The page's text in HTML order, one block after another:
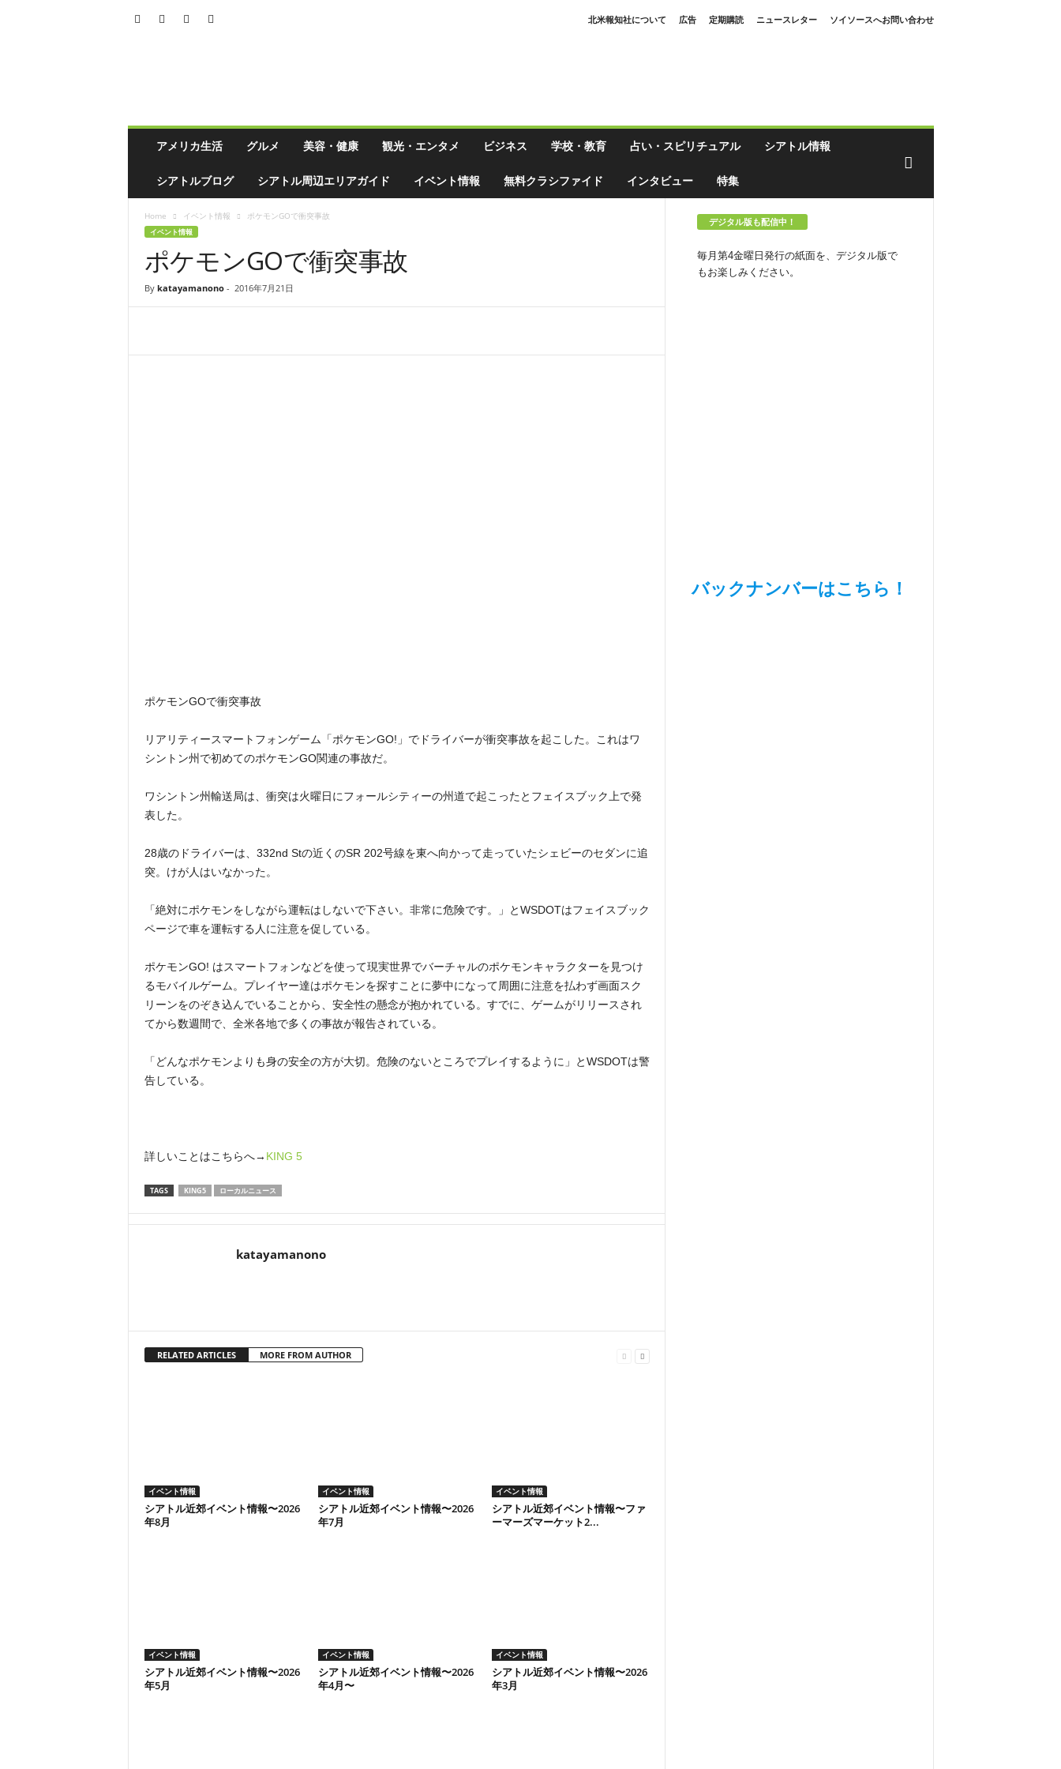
北米報知社について 広告 定期購読 ニュースレター
ソイソースへお問い合わせ
アメリカ生活 グルメ 美容・健康 観光・エンタメ ビジネス 学校・教育 占い・スピリチュアル シアトル情報
シアトルブログ シアトル周辺エリアガイド イベント情報 無料クラシファイド インタビュー 特集
Home イベント情報 ポケモンGOで衝突事故
イベント情報
ポケモンGOで衝突事故
By katayamanono- 2016年7月21日
ポケモンGOで衝突事故
リアリティースマートフォンゲーム「ポケモンGO!」でドライバーが衝突事故を起こした。これはワ
シントン州で初めてのポケモンGO関連の事故だ。
ワシントン州輸送局は、衝突は火曜日にフォールシティーの州道で起こったとフェイスブック上で発
表した。
28歳のドライバーは、332nd Stの近くのSR 202号線を東へ向かって走っていたシェビーのセダンに追
突。けが人はいなかった。
「絶対にポケモンをしながら運転はしないで下さい。非常に危険です。」とWSDOTはフェイスブック
ページで車を運転する人に注意を促している。
ポケモンGO! はスマートフォンなどを使って現実世界でバーチャルのポケモンキャラクターを見つけ
るモバイルゲーム。プレイヤー達はポケモンを探すことに夢中になって周囲に注意を払わず画面スク
リーンをのぞき込んでいることから、安全性の懸念が抱かれている。すでに、ゲームがリリースされ
てから数週間で、全米各地で多くの事故が報告されている。
「どんなポケモンよりも身の安全の方が大切。危険のないところでプレイするように」とWSDOTは警
告している。
詳しいことはこちらへ→ KING 5
TAGS KING5 ローカルニュース
katayamanono
RELATED ARTICLES MORE FROM AUTHOR
イベント情報
シアトル近郊イベント情報〜2026
年8月
イベント情報
シアトル近郊イベント情報〜2026
年7月
イベント情報
シアトル近郊イベント情報〜ファ
ーマーズマーケット2...
イベント情報
シアトル近郊イベント情報〜2026
年5月
イベント情報
シアトル近郊イベント情報〜2026
年4月〜
イベント情報
シアトル近郊イベント情報〜2026
年3月
デジタル版も配信中！
毎月第4金曜日発行の紙面を、デジタル版で
もお楽しみください。
バックナンバーはこちら！